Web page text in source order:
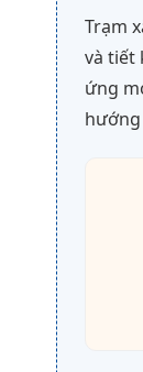
Trạm
và tiết
ứng